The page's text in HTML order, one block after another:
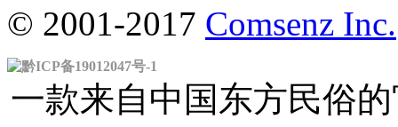
© 2001-2017 Comsenz Inc.
黔ICP备19012047号-1
一款来自中国东方民俗